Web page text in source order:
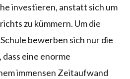
investieren, anstatt sich um
zu kümmern. Um die
bewerben sich nur die
eine enorme
immensen Zeitaufwand